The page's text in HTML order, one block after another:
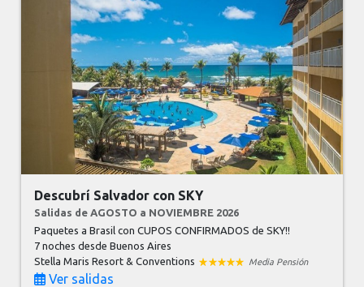
Descubrí Salvador con SKY
Salidas de AGOSTO a NOVIEMBRE 2026
Paquetes a Brasil con CUPOS CONFIRMADOS de SKY!!
7 nochesdesde Buenos Aires
Stella Maris Resort & Conventions
Media Pensión
Ver salidas